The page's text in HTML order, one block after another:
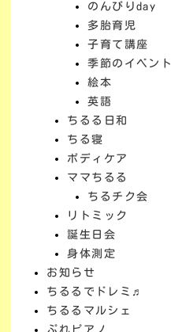
のんびりday
多胎育児
子育て講座
季節のイベント
絵本
英語
ちるる日和
ちる寝
ボディケア
ママちるる
ちるチク会
リトミック
誕生日会
身体測定
お知らせ
ちるるでドレミ♬
ちるるマルシェ
ぷれピアノ